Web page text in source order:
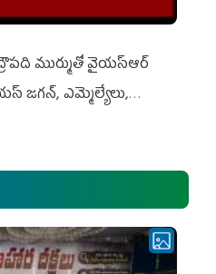
ముర్ముతో వైయ‌స్ఆర్
జ‌గ‌న్, ఎమ్మెల్యేలు,